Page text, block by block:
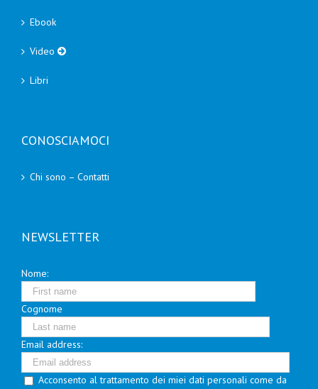
Ebook
Video
Libri
CONOSCIAMOCI
Chi sono – Contatti
NEWSLETTER
Nome:
Cognome
Email address:
Acconsento al trattamento dei miei dati personali come da